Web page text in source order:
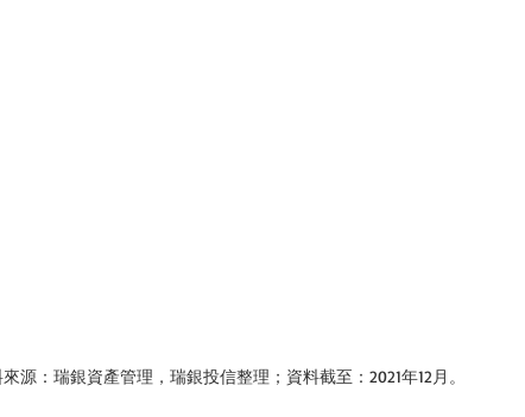
源：瑞銀資產管理，瑞銀投信整理；資料截至：2021年12月。